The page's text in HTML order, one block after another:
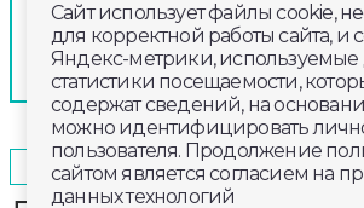
ОБЩЕСТВО 2026-07-09
Сайт использует файлы cookie,
для корректной работы сайта, и
Яндекс-метрики, используемые
статистики посещаемости,
содержат сведений, на
можно идентифицировать
пользователя. Продолжение
сайтом является согласием на
данных технологий